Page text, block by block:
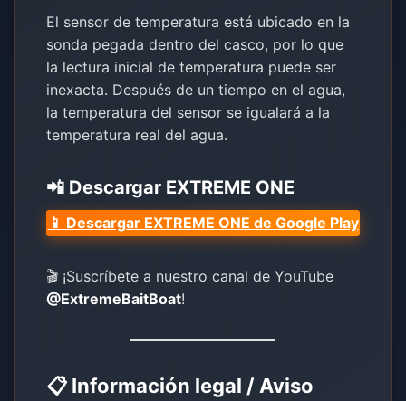
El sensor de temperatura está ubicado en la
sonda pegada dentro del casco, por lo que
la lectura inicial de temperatura puede ser
inexacta. Después de un tiempo en el agua,
la temperatura del sensor se igualará a la
temperatura real del agua.
📲 Descargar EXTREME ONE
📱 Descargar EXTREME ONE de Google Play
🎬 ¡Suscríbete a nuestro canal de YouTube
@ExtremeBaitBoat!
📋 Información legal / Aviso